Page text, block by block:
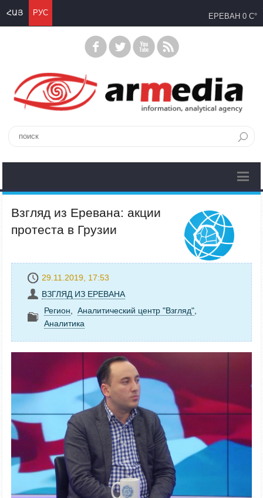
ՀԱՅ РУС ЕРЕВАН 0 C°
Взгляд из Еревана: акции
протеста в Грузии
29.11.2019, 17:53
ВЗГЛЯД ИЗ ЕРЕВАНА
Регион
Аналитический центр "Взгляд"
Аналитика